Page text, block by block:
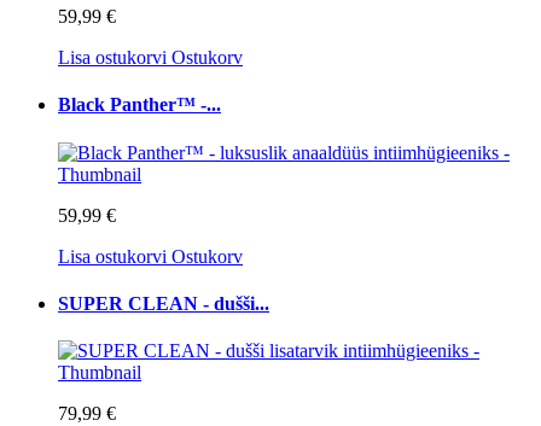
59,99 €
Lisa ostukorvi Ostukorv
Black Panther™ -...
59,99 €
Lisa ostukorvi Ostukorv
SUPER CLEAN - dušši...
79,99 €